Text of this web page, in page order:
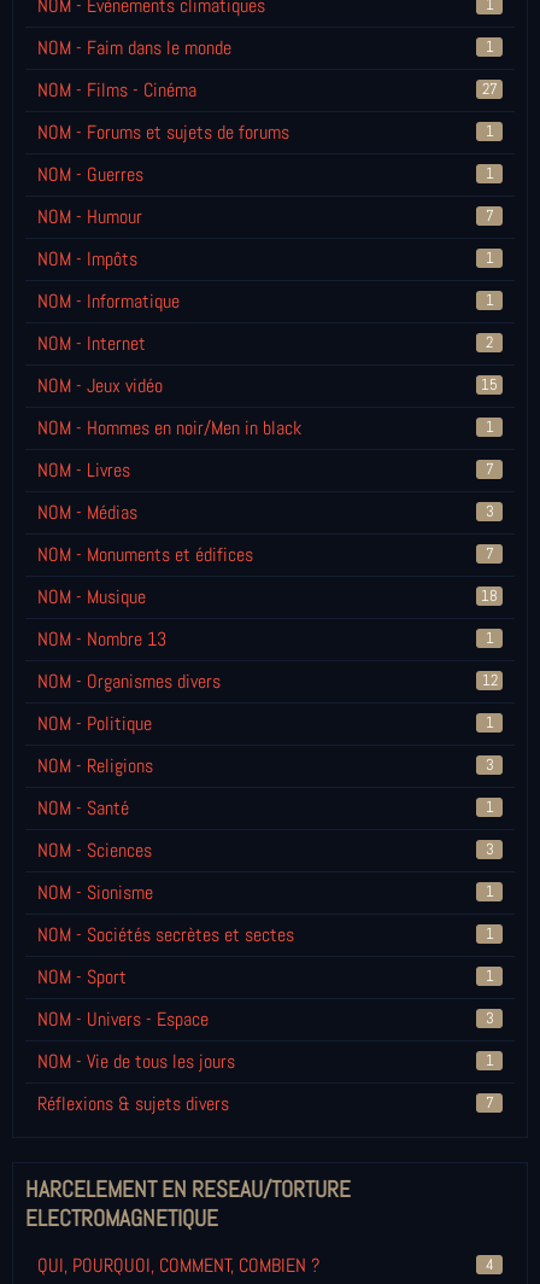
1
NOM - Faim dans le monde 1
NOM - Films - Cinéma 27
NOM - Forums et sujets de forums 1
NOM - Guerres 1
NOM - Humour 7
NOM - Impôts 1
NOM - Informatique 1
NOM - Internet 2
NOM - Jeux vidéo 15
NOM - Hommes en noir/Men in black 1
NOM - Livres 7
NOM - Médias 3
NOM - Monuments et édifices 7
NOM - Musique 18
NOM - Nombre 13 1
NOM - Organismes divers 12
NOM - Politique 1
NOM - Religions 3
NOM - Santé 1
NOM - Sciences 3
NOM - Sionisme 1
NOM - Sociétés secrètes et sectes 1
NOM - Sport 1
NOM - Univers - Espace 3
NOM - Vie de tous les jours 1
Réflexions & sujets divers 7
HARCELEMENT EN RESEAU/TORTURE
ELECTROMAGNETIQUE
QUI, POURQUOI, COMMENT, COMBIEN ? 4